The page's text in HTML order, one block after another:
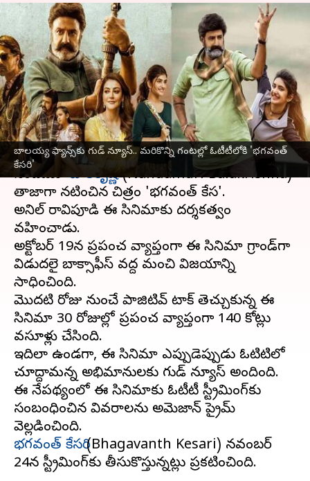
బాలయ్య ఫ్యాన్స్‌కు గుడ్ న్యూస్.. మరికొన్ని గంటల్లో ఓటీటీలోకి 'భగవంత్
కేసరి'
Bhagavanth Kesari OTT :
బాలయ్య ఫ్యాన్స్‌కు గుడ్ న్యూస్..
మరికొన్ని గంటల్లో ఓటీటీలోకి
'భగవంత్ కేసరి'
వ్రాసిన వారు Jayachandra Akuri Nov 23, 2023 05:17 pm
ఈ వార్తాకథనం ఏంటి
నందమూరిబాలకృష్ణ(Nandamuri Balakrishna)
తాజాగా నటించిన చిత్రం 'భగవంత్ కేసరి'.
అనిల్ రావిపూడి ఈ సినిమాకు దర్శకత్వం
వహించాడు.
అక్టోబర్ 19న ప్రపంచ వ్యాప్తంగా ఈ సినిమా గ్రాండ్‌గా
విడుదలై బాక్సాఫీస్ వద్ద మంచి విజయాన్ని
సాధించింది.
మొదటి రోజు నుంచే పాజిటివ్ టాక్ తెచ్చుకున్న ఈ
సినిమా 30 రోజుల్లో ప్రపంచ వ్యాప్తంగా 140 కోట్లు
వసూళ్లు చేసింది.
ఇదిలా ఉండగా, ఈ సినిమా ఎప్పుడెప్పుడు ఓటిటిలో
చూద్దామన్న అభిమానులకు గుడ్ న్యూస్ అందింది.
ఈ నేపథ్యంలో ఈ సినిమాకు ఓటీటీ స్ట్రీమింగ్‌కు
సంబంధించిన వివరాలను అమెజాన్ ప్రైమ్
భగవంత్ కేసరి(Bhagavanth Kesari) నవంబర్